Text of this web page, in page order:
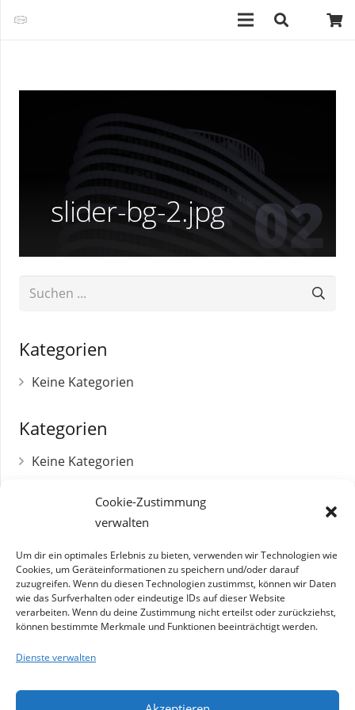
Cookie-Zustimmung
verwalten
Um dir ein optimales Erlebnis zu bieten, verwenden wir Technologien wie
Cookies, um Geräteinformationen zu speichern und/oder darauf
zuzugreifen. Wenn du diesen Technologien zustimmst, können wir Daten
wie das Surfverhalten oder eindeutige IDs auf dieser Website
verarbeiten. Wenn du deine Zustimmung nicht erteilst oder zurückziehst,
können bestimmte Merkmale und Funktionen beeinträchtigt werden.
Dienste verwalten
slider-bg-2.jpg
Kategorien
Keine Kategorien
Kategorien
Keine Kategorien
Umsatzsteuer-Identifikationsnummer
Betriebsnummer
03809100
119/271/01051